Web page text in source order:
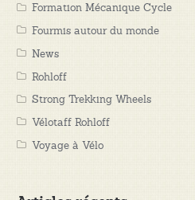
Formation Mécanique Cycle
Fourmis autour du monde
News
Rohloff
Strong Trekking Wheels
Vélotaff Rohloff
Voyage à Vélo